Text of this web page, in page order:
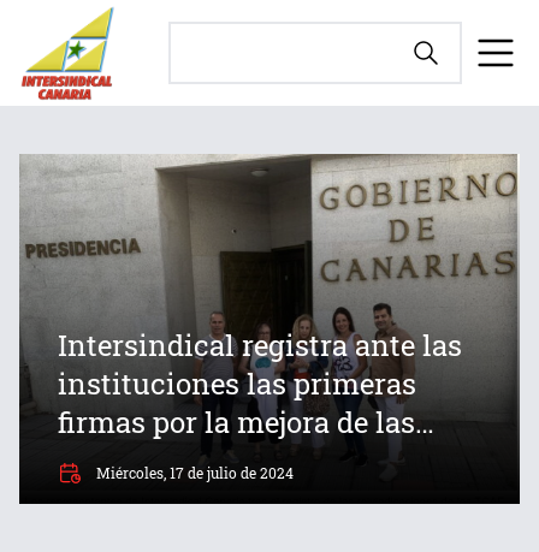
Intersindical registra ante las
instituciones las primeras
firmas por la mejora de las
condiciones de los Técnicos en
Cuidados Auxiliares de
Miércoles, 17 de julio de 2024